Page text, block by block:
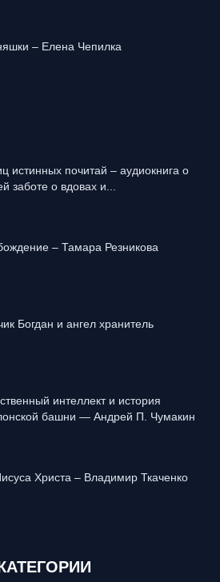
– Елена Чепилка
истинных почитай – аудиокнига о
заботе о вдовах и...
– Тамара Резникова
Богдан и ангел хранитель
интеллект и история
башни — Андрей П. Чумакин
Христа – Владимир Ткаченко